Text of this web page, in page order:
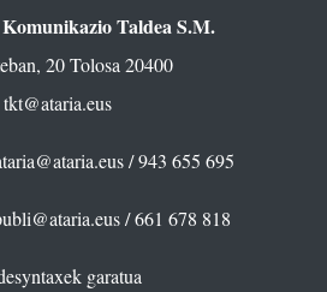
Taldea S.M.
20 Tolosa 20400
tkt@ataria.eus
/ 943 655 695
/ 661 678 818
garatua